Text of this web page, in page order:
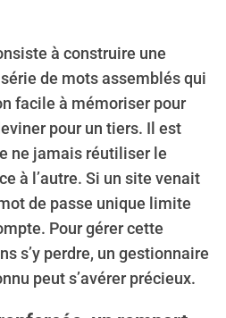
à construire une
de mots assemblés qui
facile à mémoriser pour
pour un tiers. Il est
ne jamais réutiliser le
à l’autre. Si un site venait
de passe unique limite
Pour gérer cette
s’y perdre, un gestionnaire
peut s’avérer précieux.